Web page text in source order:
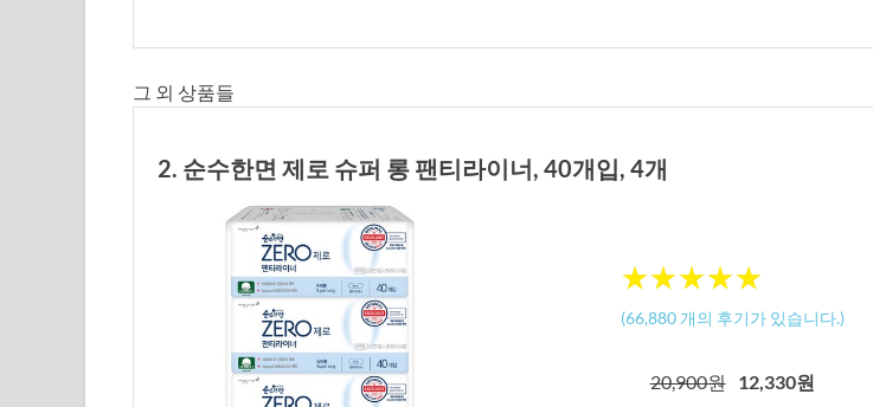
그 외 상품들
2. 순수한면 제로 슈퍼 롱 팬티라이너, 40개입, 4개
★★★★★
★★★★★
(66,880개의 후기가 있습니다.)
20,900원 12,330원